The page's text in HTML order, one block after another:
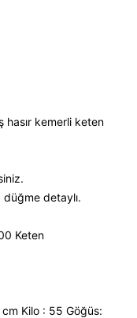
hasır kemerli keten
düğme detaylı.
Keten
cm Kilo : 55 Göğüs: